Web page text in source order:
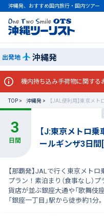
沖縄発、おすすめ国内旅行・国内ツアー
出発地 沖縄発
機内持ち込み手荷物に関する
TOP 沖縄発
【JAL便利用】東京メ
【J:東京メトロ
ールギンザ3日
【那覇発】JALで行く東京メト
プラン！素泊まり（食事なし）
貨店が並ぶ銀座大通や「歌舞伎
「銀座一丁目」駅から徒歩約1分。